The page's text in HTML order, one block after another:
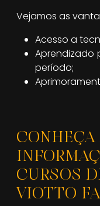
Vejamos as
Acesso a
Aprendizado
período;
CONHEÇA
CURSOS
VIOTTO